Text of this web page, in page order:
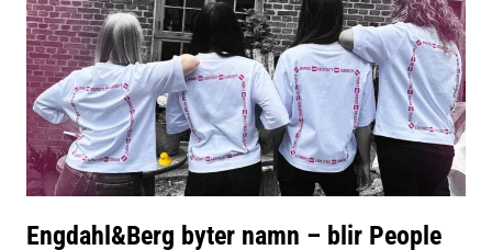
Engdahl&Berg byter namn – blir People